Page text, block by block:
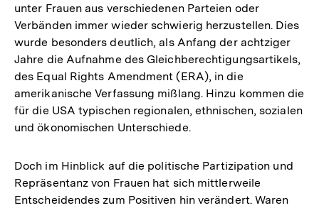
unter Frauen aus verschiedenen Parteien oder
Verbänden immer wieder schwierig herzustellen. Dies
wurde besonders deutlich, als Anfang der achtziger
Jahre die Aufnahme des Gleichberechtigungsartikels,
des Equal Rights Amendment (ERA), in die
amerikanische Verfassung mißlang. Hinzu kommen die
für die USA typischen regionalen, ethnischen, sozialen
und ökonomischen Unterschiede.
Doch im Hinblick auf die politische Partizipation und
Repräsentanz von Frauen hat sich mittlerweile
Entscheidendes zum Positiven hin verändert. Waren